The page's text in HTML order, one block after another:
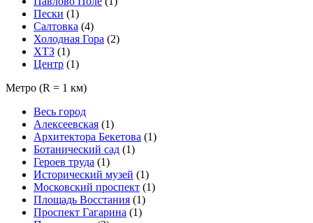
Пески (1)
Салтовка (4)
Холодная Гора (2)
ХТЗ (1)
Центр (1)
Метро (R = 1 км)
Весь город
Алексеевская (1)
Архитектора Бекетова (1)
Ботанический сад (1)
Героев труда (1)
Исторический музей (1)
Московский проспект (1)
Площадь Восстания (1)
Проспект Гагарина (1)